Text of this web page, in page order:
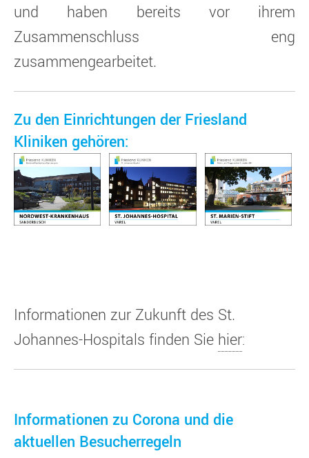
und haben bereits vor ihrem
Zusammenschluss eng
zusammengearbeitet.
Zu den Einrichtungen der Friesland
Kliniken gehören:
Informationen zur Zukunft des St.
Johannes-Hospitals finden Sie hier:
Informationen zu Corona und die
aktuellen Besucherregeln